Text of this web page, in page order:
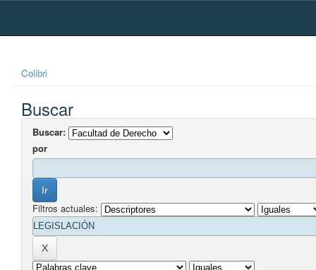
Skip
Colibri
Buscar
Buscar:
por
Filtros actuales: